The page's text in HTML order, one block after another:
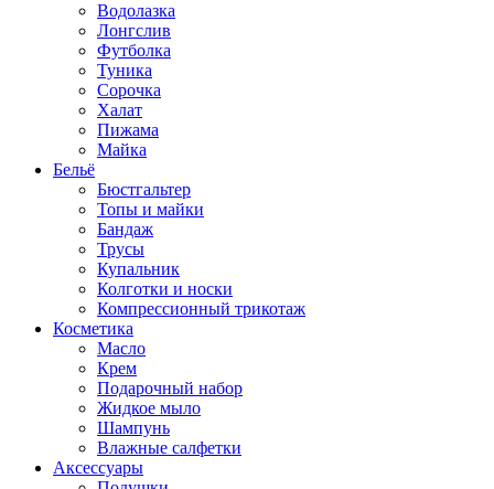
Водолазка
Лонгслив
Футболка
Туника
Сорочка
Халат
Пижама
Майка
Бельё
Бюстгальтер
Топы и майки
Бандаж
Трусы
Купальник
Колготки и носки
Компрессионный трикотаж
Косметика
Масло
Крем
Подарочный набор
Жидкое мыло
Шампунь
Влажные салфетки
Аксессуары